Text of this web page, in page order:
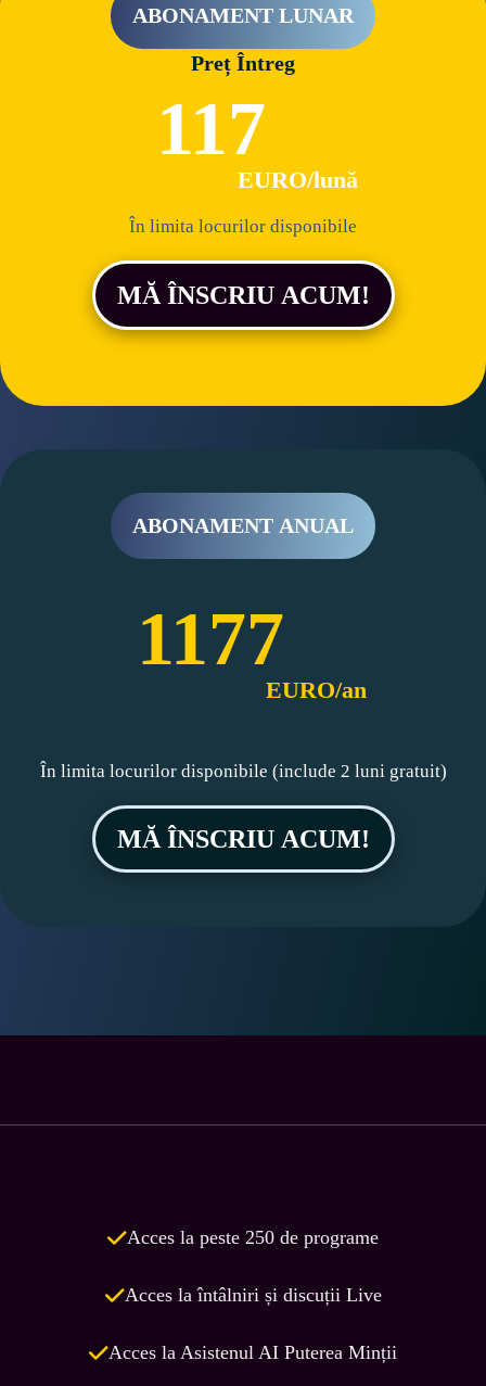
ABONAMENT LUNAR
Preț Întreg
117
EURO/lună
În limita locurilor disponibile
MĂ ÎNSCRIU ACUM!
ABONAMENT ANUAL
1177
EURO/an
În limita locurilor disponibile (include 2 luni gratuit)
MĂ ÎNSCRIU ACUM!
Acces la peste 250 de programe
Acces la întâlniri și discuții Live
Acces la Asistenul AI Puterea Minții